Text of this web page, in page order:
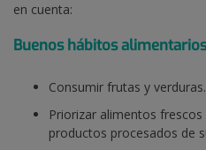
en cuenta:
Buenos hábitos
Consumir frutas y verduras.
Priorizar alimentos
productos procesados de